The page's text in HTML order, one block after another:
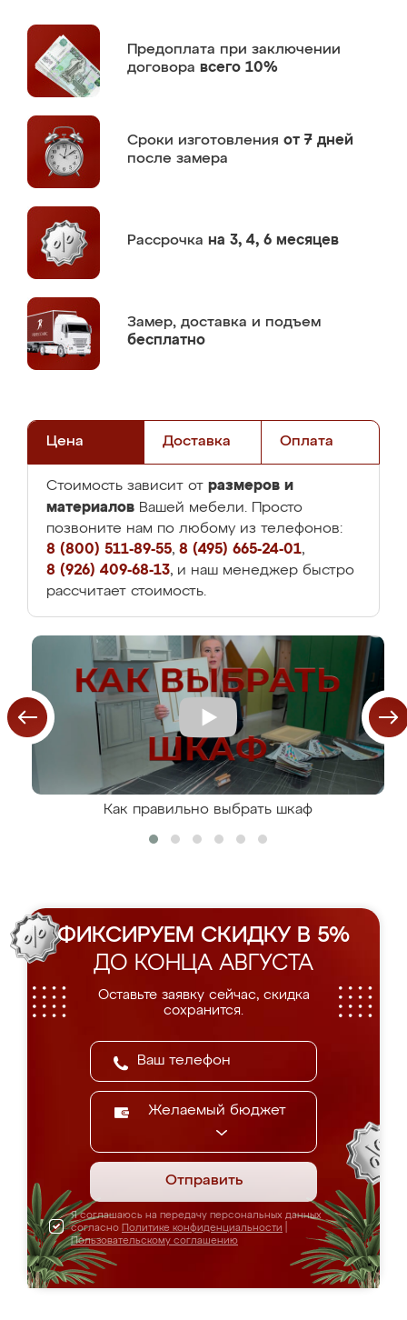
Предоплата при заключении
договора всего 10%
Сроки изготовления от 7 дней
после замера
Рассрочка на 3, 4, 6 месяцев
Замер, доставка и подъем
бесплатно
Цена Доставка Оплата
Стоимость зависит от размеров и
материалов Вашей мебели. Просто
позвоните нам по любому из телефонов:
8 (800) 511-89-55, 8 (495) 665-24-01,
8 (926) 409-68-13, и наш менеджер быстро
рассчитает стоимость.
Как правильно выбрать шкаф
ФИКСИРУЕМ СКИДКУ В 5%
ДО КОНЦА АВГУСТА
Оставьте заявку сейчас, скидка
сохранится.
Желаемый бюджет
Отправить
Я соглашаюсь на передачу персональных данных
согласно Политике конфиденциальности
Пользовательскому соглашению